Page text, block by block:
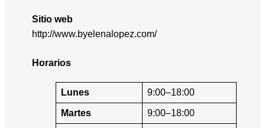
Sitio web
http://www.byelenalopez.com/
Horarios
Lunes 9:00–18:00
Martes 9:00–18:00